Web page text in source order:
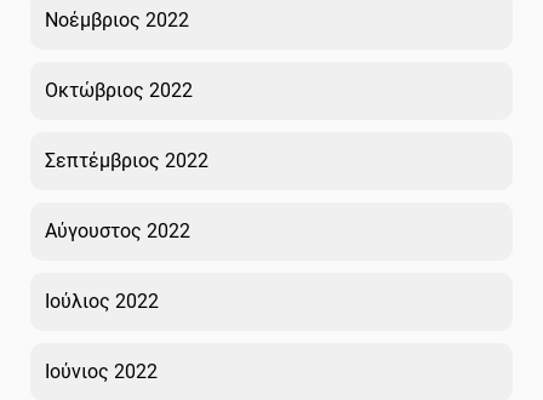
Νοέμβριος 2022
Οκτώβριος 2022
Σεπτέμβριος 2022
Αύγουστος 2022
Ιούλιος 2022
Ιούνιος 2022